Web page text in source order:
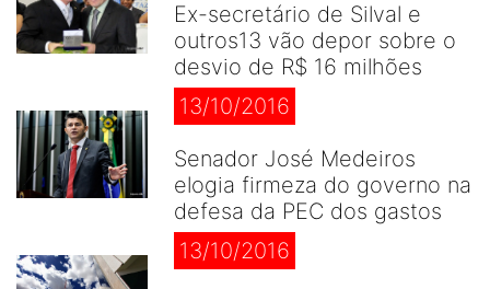
Ex-secretário de Silval e
outros13 vão depor sobre o
desvio de R$ 16 milhões
13/10/2016
Senador José Medeiros
elogia firmeza do governo na
defesa da PEC dos gastos
13/10/2016